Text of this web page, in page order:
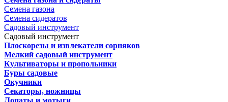
Семена газона
Семена сидератов
Садовый инструмент
Садовый инструмент
Плоскорезы и извлекатели сорняков
Мелкий садовый инструмент
Культиваторы и пропольники
Буры садовые
Окучники
Секаторы, ножницы
Лопаты и мотыги